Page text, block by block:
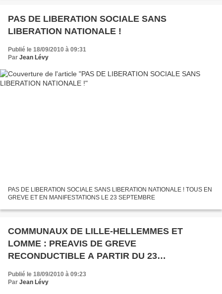
PAS DE LIBERATION SOCIALE SANS
LIBERATION NATIONALE !
Publié le 18/09/2010 à 09:31
Par Jean Lévy
PAS DE LIBERATION SOCIALE SANS LIBERATION NATIONALE ! TOUS EN
GREVE ET EN MANIFESTATIONS LE 23 SEPTEMBRE
COMMUNAUX DE LILLE-HELLEMMES ET
LOMME : PREAVIS DE GREVE
RECONDUCTIBLE A PARTIR DU 23
SEPTEMBRE 2010
Publié le 18/09/2010 à 09:23
Par Jean Lévy